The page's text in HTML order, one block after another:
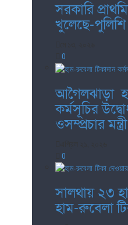
সরকারি
খুলেছে-
0
আগৈলঝাড়া
কর্মসূচির
ওসম্প্রচার
0
সালথায় ২৩
হাম-রুবেলা